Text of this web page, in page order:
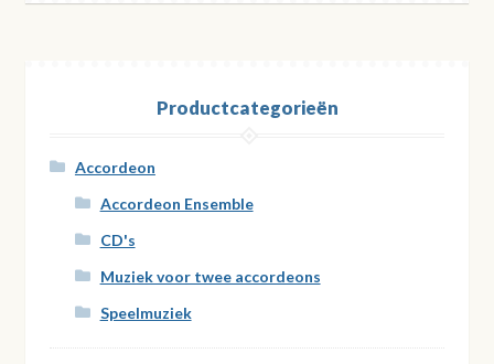
Productcategorieën
Accordeon
Accordeon Ensemble
CD's
Muziek voor twee accordeons
Speelmuziek